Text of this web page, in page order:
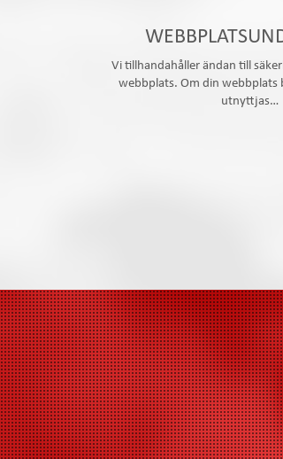
Vi tillhandahåller ändan till
webbplats. Om din webbplats
utnyttjas…